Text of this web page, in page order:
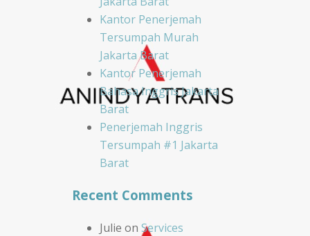
Kantor Penerjemah
Tersumpah Murah
Jakarta Barat
Kantor Penerjemah
Bahasa Inggris Jakarta
Barat
Penerjemah Inggris
Tersumpah #1 Jakarta
Barat
Recent Comments
Julie on Services